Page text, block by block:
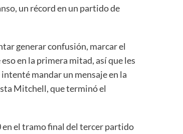
un récord en un partido de
generar confusión, marcar el
en la primera mitad, así que les
mandar un mensaje en la
Mitchell, que terminó el
en el tramo final del tercer partido